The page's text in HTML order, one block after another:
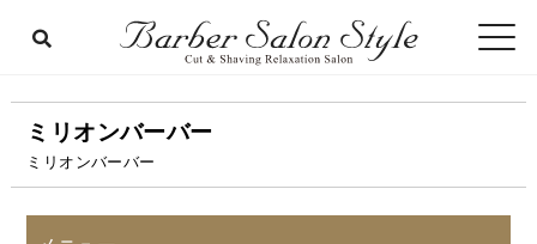
ミリオンバーバー
ミリオンバーバー